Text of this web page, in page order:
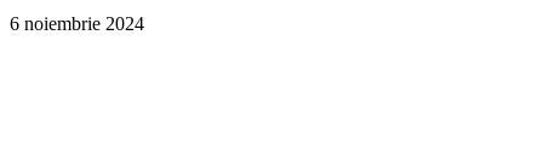
6 noiembrie 2024